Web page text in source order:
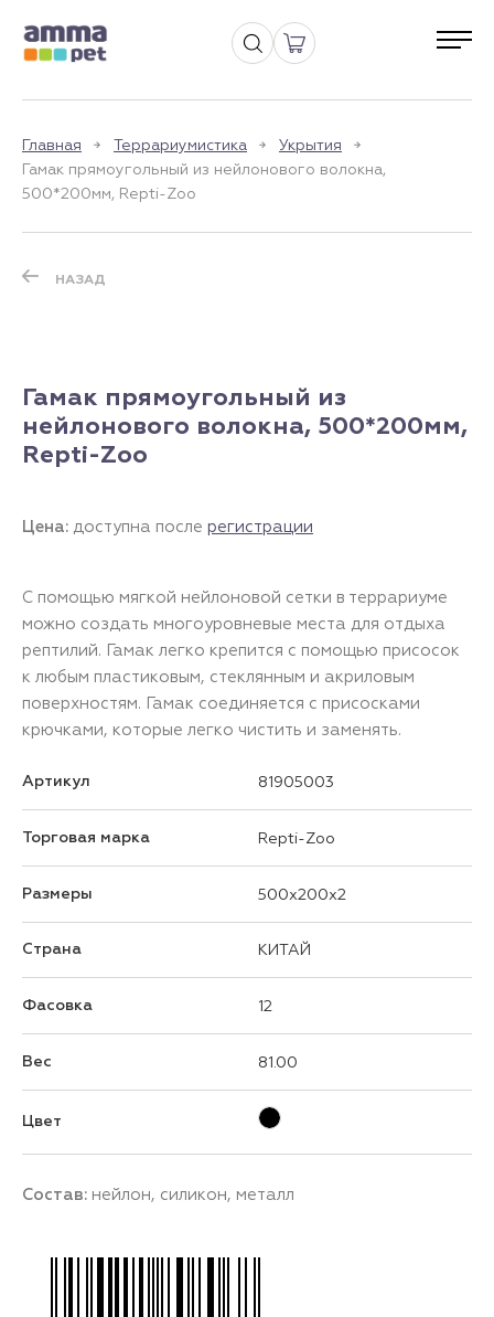
Главная Террариумистика
Укрытия
Гамак прямоугольный из нейлонового волокна,
500*200мм, Repti-Zoo
НАЗАД
Гамак прямоугольный из
нейлонового волокна, 500*200мм,
Repti-Zoo
Цена: доступна после регистрации
С помощью мягкой нейлоновой сетки в террариуме
можно создать многоуровневые места для отдыха
рептилий. Гамак легко крепится с помощью присосок
к любым пластиковым, стеклянным и акриловым
поверхностям. Гамак соединяется с присосками
крючками, которые легко чистить и заменять.
Артикул 81905003
Торговая марка Repti-Zoo
Размеры 500x200x2
Страна КИТАЙ
Фасовка 12
Вес 81.00
Цвет
Состав: нейлон, силикон, металл